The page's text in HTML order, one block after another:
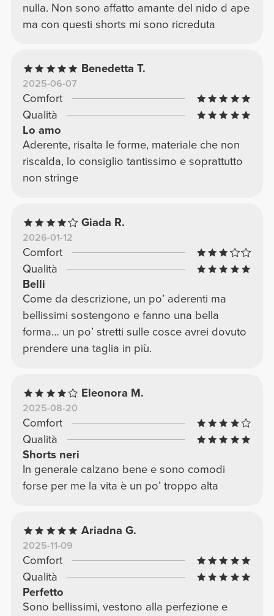
nulla. Non sono affatto amante del nido d ape
ma con questi shorts mi sono ricreduta
Benedetta T.
2025-06-07
Comfort
Qualità
Lo amo
Aderente, risalta le forme, materiale che non
riscalda, lo consiglio tantissimo e soprattutto
non stringe
Giada R.
2026-01-12
Comfort
Qualità
Belli
Come da descrizione, un po’ aderenti ma
bellissimi sostengono e fanno una bella
forma… un po’ stretti sulle cosce avrei dovuto
prendere una taglia in più.
Eleonora M.
2025-08-20
Comfort
Qualità
Shorts neri
In generale calzano bene e sono comodi
forse per me la vita è un po’ troppo alta
Ariadna G.
2025-11-09
Comfort
Qualità
Perfetto
Sono bellissimi, vestono alla perfezione e